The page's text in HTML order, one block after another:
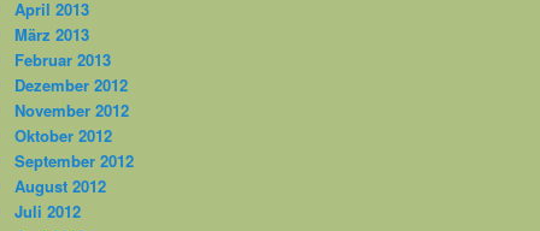
April 2013
März 2013
Februar 2013
Dezember 2012
November 2012
Oktober 2012
September 2012
August 2012
Juli 2012